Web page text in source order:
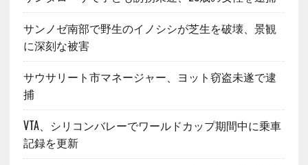
サンノゼ南部で野生のイノシシが芝生を破壊、景観
に深刻な被害
サウサリート市マネージャー、ヨット窃盗未遂で逮
捕
VTA、シリコンバレーでワールドカップ期間中に乗車
記録を更新